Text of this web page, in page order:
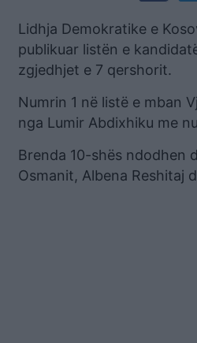
Lidhja Demokratike e
publikuar listën e
zgjedhjet e 7 qershorit.
Numrin 1 në listë e mban
nga Lumir Abdixhiku me
Brenda 10-shës ndodhen
Osmanit, Albena Reshitaj